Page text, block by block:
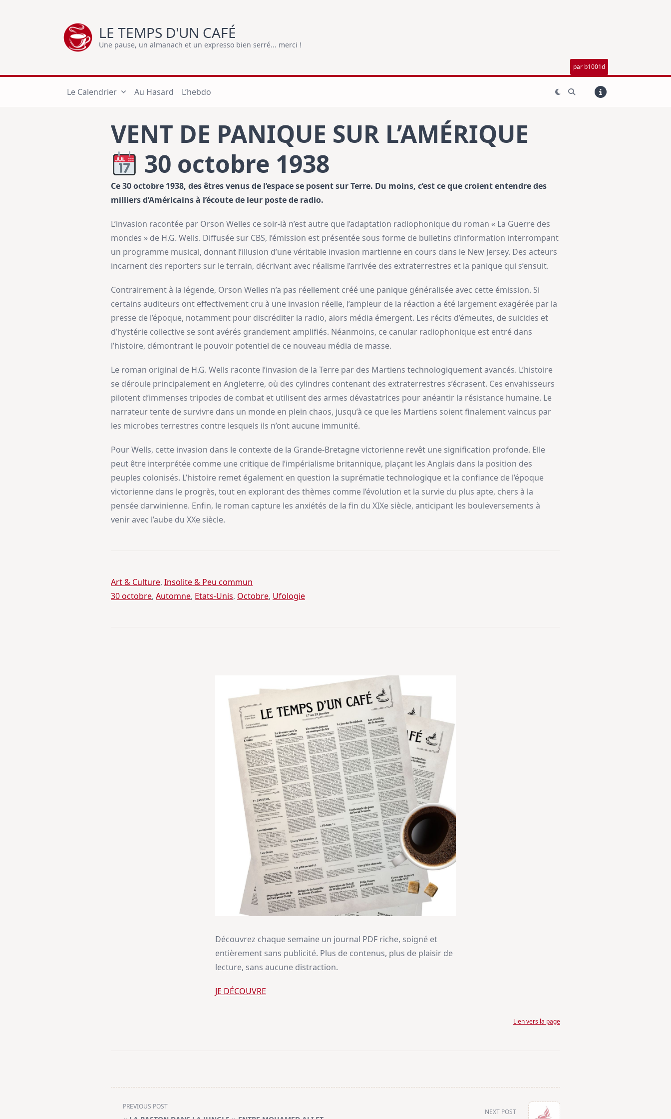
LE TEMPS D'UN CAFÉ
Une pause, un almanach et un expresso bien serré... merci !
par b1001d
Le Calendrier Au Hasard L’hebdo
VENT DE PANIQUE SUR L’AMÉRIQUE
30 octobre 1938
Ce 30 octobre 1938, des êtres venus de l’espace se posent sur Terre. Du moins, c’est ce que croient entendre des
milliers d’Américains à l’écoute de leur poste de radio.
L’invasion racontée par Orson Welles ce soir-là n’est autre que l’adaptation radiophonique du roman « La Guerre des
mondes » de H.G. Wells. Diffusée sur CBS, l’émission est présentée sous forme de bulletins d’information interrompant
un programme musical, donnant l’illusion d’une véritable invasion martienne en cours dans le New Jersey. Des acteurs
incarnent des reporters sur le terrain, décrivant avec réalisme l’arrivée des extraterrestres et la panique qui s’ensuit.
Contrairement à la légende, Orson Welles n’a pas réellement créé une panique généralisée avec cette émission. Si
certains auditeurs ont effectivement cru à une invasion réelle, l’ampleur de la réaction a été largement exagérée par la
presse de l’époque, notamment pour discréditer la radio, alors média émergent. Les récits d’émeutes, de suicides et
d’hystérie collective se sont avérés grandement amplifiés. Néanmoins, ce canular radiophonique est entré dans
l’histoire, démontrant le pouvoir potentiel de ce nouveau média de masse.
Le roman original de H.G. Wells raconte l’invasion de la Terre par des Martiens technologiquement avancés. L’histoire
se déroule principalement en Angleterre, où des cylindres contenant des extraterrestres s’écrasent. Ces envahisseurs
pilotent d’immenses tripodes de combat et utilisent des armes dévastatrices pour anéantir la résistance humaine. Le
narrateur tente de survivre dans un monde en plein chaos, jusqu’à ce que les Martiens soient finalement vaincus par
les microbes terrestres contre lesquels ils n’ont aucune immunité.
Pour Wells, cette invasion dans le contexte de la Grande-Bretagne victorienne revêt une signification profonde. Elle
peut être interprétée comme une critique de l’impérialisme britannique, plaçant les Anglais dans la position des
peuples colonisés. L’histoire remet également en question la suprématie technologique et la confiance de l’époque
victorienne dans le progrès, tout en explorant des thèmes comme l’évolution et la survie du plus apte, chers à la
pensée darwinienne. Enfin, le roman capture les anxiétés de la fin du XIXe siècle, anticipant les bouleversements à
venir avec l’aube du XXe siècle.
Art & Culture, Insolite & Peu commun
30 octobre, Automne, Etats-Unis, Octobre, Ufologie
Découvrez chaque semaine un journal PDF riche, soigné et
entièrement sans publicité. Plus de contenus, plus de plaisir de
lecture, sans aucune distraction.
JE DÉCOUVRE
Lien vers la page
<spanPREVIOUS POST
NEXT POST